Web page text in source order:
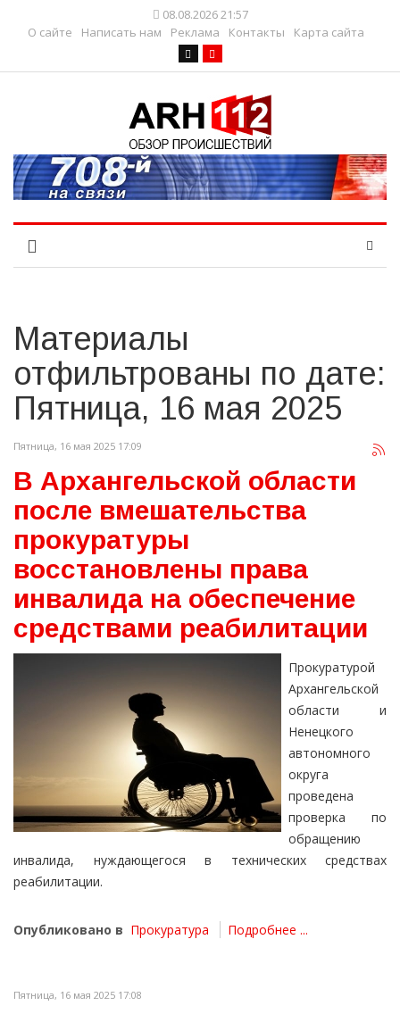
08.08.2026 21:57
О сайте
Написать нам Реклама Контакты Карта сайта
Материалы
отфильтрованы по дате:
Пятница, 16 мая 2025
Пятница, 16 мая 2025 17:09
В Архангельской области
после вмешательства
прокуратуры
восстановлены права
инвалида на обеспечение
средствами реабилитации
Прокуратурой
Архангельской
области и
Ненецкого
автономного
округа
проведена
проверка по
обращению
инвалида, нуждающегося в технических средствах
реабилитации.
Опубликовано в Прокуратура Подробнее ...
Пятница, 16 мая 2025 17:08